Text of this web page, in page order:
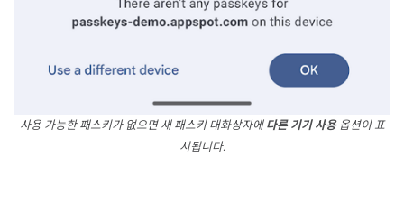
사용 가능한 패스키가 없으면 새 패스키 대화상자에다른 기기 사용옵션이 표
시됩니다.